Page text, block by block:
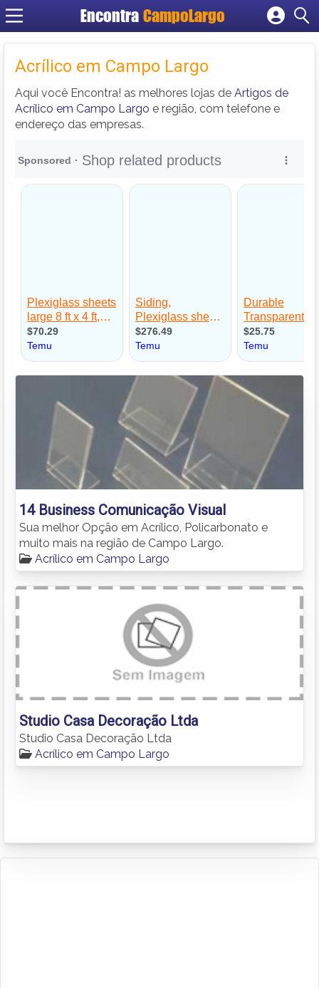
Encontra CampoLargo
Cadastrar empresa
Criar conta
Acrílico em Campo Largo
Aqui você Encontra! as melhores lojas de Artigos de
Acrílico em Campo Largo e região, com telefone e
endereço das empresas.
14 Business Comunicação Visual
Sua melhor Opção em Acrílico, Policarbonato e
muito mais na região de Campo Largo.
Acrílico em Campo Largo
Studio Casa Decoração Ltda
Studio Casa Decoração Ltda
Acrílico em Campo Largo